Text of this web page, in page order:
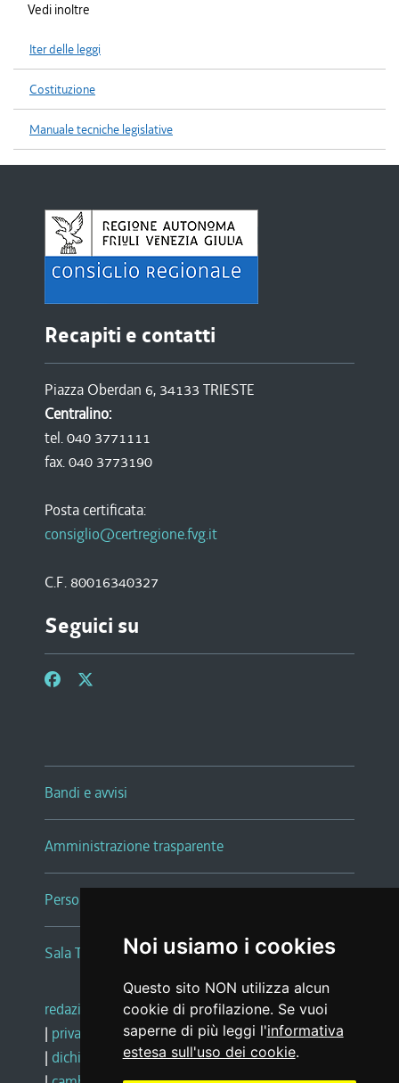
Noi usiamo i cookies
Questo sito NON utilizza alcun
cookie di profilazione. Se vuoi
saperne di più leggi l'informativa
estesa sull'uso dei cookie.
Vedi inoltre
Iter delle leggi
Costituzione
Manuale tecniche legislative
Recapiti e contatti
Piazza Oberdan 6, 34133 TRIESTE
Centralino:
tel. 040 3771111
fax. 040 3773190
Posta certificata:
consiglio@certregione.fvg.it
C.F. 80016340327
Seguici su
Bandi e avvisi
Amministrazione trasparente
Persone e Uffici
Sala Tiziano Tessitori
redazione web |note legali |glossario
| privacy
social media policy
| dichiarazione di accessibilità |feedback